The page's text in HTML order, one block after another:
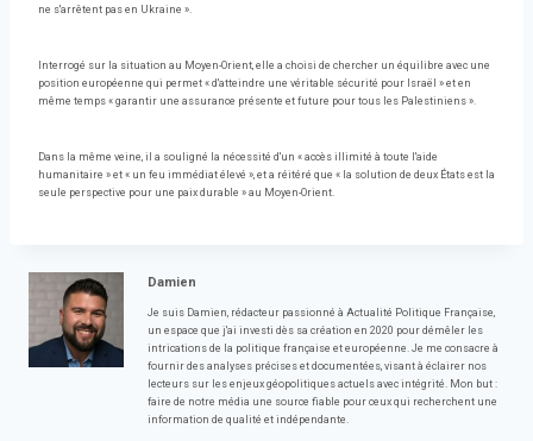
ne s'arrêtent pas en Ukraine ».
Interrogé sur la situation au Moyen-Orient, elle a choisi de chercher un équilibre avec une
position européenne qui permet « d'atteindre une véritable sécurité pour Israël » et en
même temps « garantir une assurance présente et future pour tous les Palestiniens ».
Dans la même veine, il a souligné la nécessité d'un « accès illimité à toute l'aide
humanitaire » et « un feu immédiat élevé », et a réitéré que « la solution de deux États est la
seule perspective pour une paix durable » au Moyen-Orient.
Damien
Je suis Damien, rédacteur passionné à Actualité Politique Française,
un espace que j'ai investi dès sa création en 2020 pour démêler les
intrications de la politique française et européenne. Je me consacre à
fournir des analyses précises et documentées, visant à éclairer nos
lecteurs sur les enjeux géopolitiques actuels avec intégrité. Mon but :
faire de notre média une source fiable pour ceux qui recherchent une
information de qualité et indépendante.